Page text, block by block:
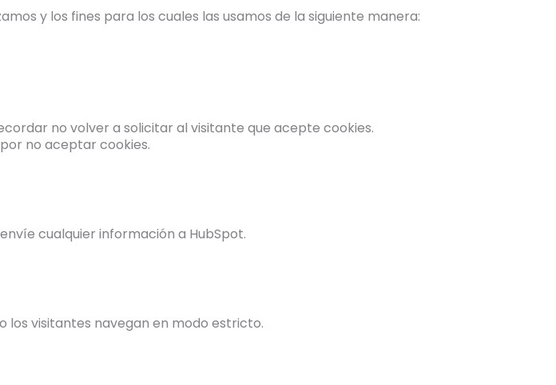
y los fines para los cuales las usamos de la siguiente manera:
no volver a solicitar al visitante que acepte cookies.
no aceptar cookies.
cualquier información a HubSpot.
los visitantes navegan en modo estricto.